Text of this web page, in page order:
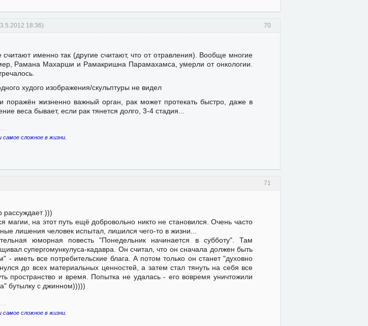
70
18:36)
именно так (другие считают, что от отравления). Вообще многие
Рамана Махарши и Рамакришна Парамахамса, умерли от онкологии.
худого изображения/скульптуры не видел
поражён жизненно важный орган, рак может протекать быстро, даже в
веса бывает, если рак тянется долго, 3-4 стадия...
сложное в жизни.
71
рассуждает )))
магии, на этот путь ещё добровольно никто не становился. Очень часто
лишения человек испытал, лишился чего-то в жизни...
юморная повесть "Понедельник начинается в субботу". Там
супергомункулуса-кадавра. Он считал, что он сначала должен быть
- иметь все потребительские блага. А потом только он станет "духовно
до всех материальных ценностей, а затем стал тянуть на себя все
пространство и время. Попытка не удалась - его вовремя уничтожили
бутылку с джинном)))))
сложное в жизни.